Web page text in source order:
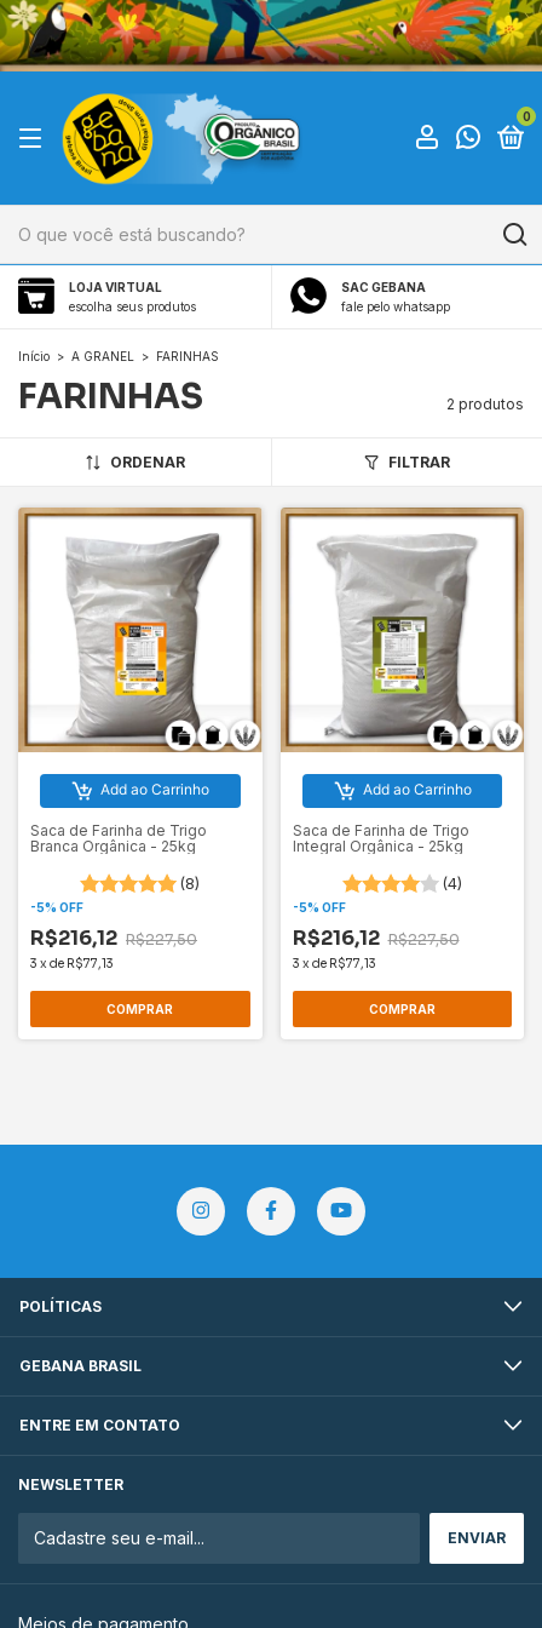
0
LOJA VIRTUAL
escolha seus produtos
SAC GEBANA
fale pelo whatsapp
Início > A GRANEL > FARINHAS
FARINHAS 2 produtos
ORDENAR FILTRAR
Add ao Carrinho
Saca de Farinha de Trigo
Branca Orgânica - 25kg
(8)
-5% OFF
R$216,12 R$227,50
3 x de R$77,13
Add ao Carrinho
Saca de Farinha de Trigo
Integral Orgânica - 25kg
(4)
-5% OFF
R$216,12 R$227,50
3 x de R$77,13
POLÍTICAS
GEBANA BRASIL
ENTRE EM CONTATO
NEWSLETTER
Meios de pagamento